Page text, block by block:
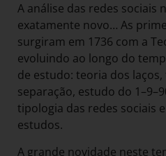
A análise das redes sociais
exatamente novo… As
surgiram em 1736 com a
evoluindo ao longo do
de estudo: teoria dos
separação, estudo do
tipologia das redes sociais
estudos.
A grande novidade neste